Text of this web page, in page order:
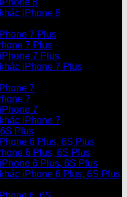
8
iPhone 8
7 Plus
7 Plus
7 Plus
iPhone 7 Plus
7
7
7
iPhone 7
Plus
6 Plus, 6S Plus
6 Plus, 6S Plus
6 Plus, 6S Plus
iPhone 6 Plus, 6S Plus